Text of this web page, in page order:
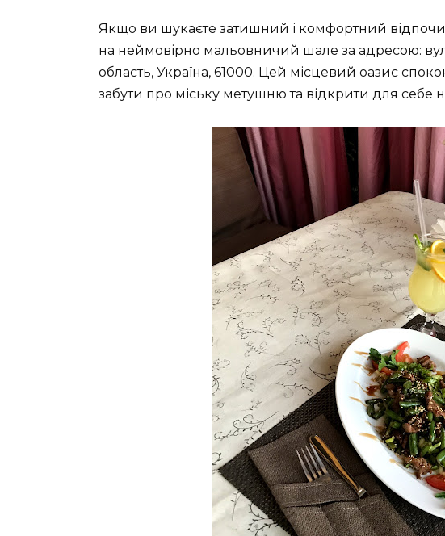
Якщо ви шукаєте затишний і комфортний
на неймовірно мальовничий шале за адресою:
область, Україна, 61000. Цей місцевий оазис
забути про міську метушню та відкрити для себе